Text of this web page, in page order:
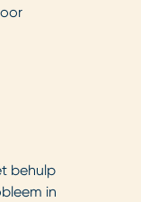
behulp
in